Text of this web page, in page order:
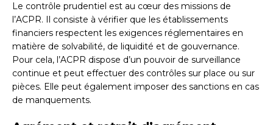
Le contrôle prudentiel est au cœur des missions de
l’ACPR. Il consiste à vérifier que les établissements
financiers respectent les exigences réglementaires en
matière de solvabilité, de liquidité et de gouvernance.
Pour cela, l’ACPR dispose d’un pouvoir de surveillance
continue et peut effectuer des contrôles sur place ou sur
pièces. Elle peut également imposer des sanctions en cas
de manquements.